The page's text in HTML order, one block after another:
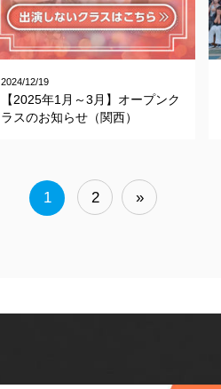
2024/12/19
【2025年1月～3月】オープンク
ラスのお知らせ（関西）
1 2 »